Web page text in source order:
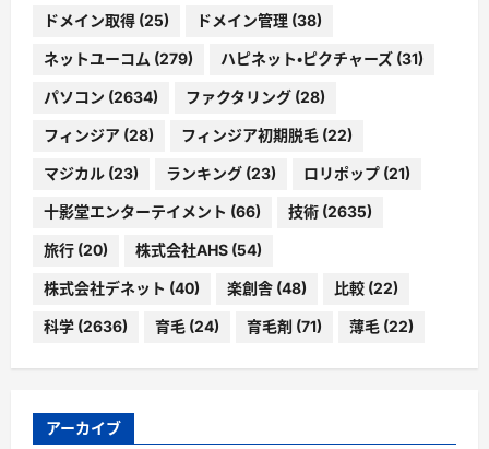
ドメイン取得 (25) ドメイン管理 (38)
ネットユーコム (279) ハピネット・ピクチャーズ (31)
パソコン (2634) ファクタリング (28)
フィンジア (28) フィンジア初期脱毛 (22)
マジカル (23) ランキング (23) ロリポップ (21)
十影堂エンターテイメント (66) 技術 (2635)
旅行 (20) 株式会社AHS (54)
株式会社デネット (40) 楽創舎 (48) 比較 (22)
科学 (2636) 育毛 (24) 育毛剤 (71) 薄毛 (22)
アーカイブ